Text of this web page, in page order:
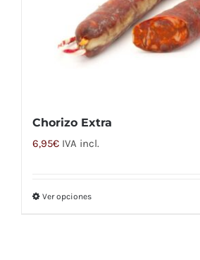
Chorizo Extra
6,95€ IVA incl.
Ver opcionesEste